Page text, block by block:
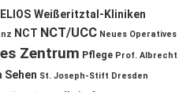
Weißeritztal-Kliniken
NCT NCT/UCC Neues Operatives
Zentrum Pflege Prof. Albrecht
Sehen St. Joseph-Stift Dresden